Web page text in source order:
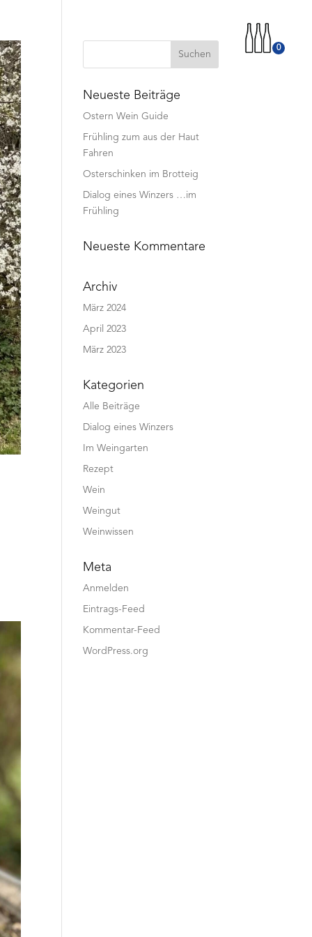
0
Neueste Beiträge
Ostern Wein Guide
Frühling zum aus der Haut
Fahren
Osterschinken im Brotteig
Dialog eines Winzers …im
Frühling
Neueste Kommentare
Archiv
März 2024
April 2023
März 2023
Kategorien
Alle Beiträge
Dialog eines Winzers
Im Weingarten
Rezept
Wein
Weingut
Weinwissen
Meta
Anmelden
Eintrags-Feed
Kommentar-Feed
WordPress.org